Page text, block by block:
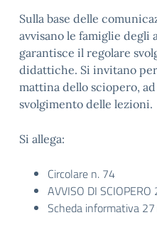
Sulla base delle
avvisano le famiglie degli
garantisce il regolare
didattiche. Si invitano
mattina dello sciopero,
svolgimento delle lezioni.
Si allega:
Circolare n. 74
AVVISO DI
Scheda informativa